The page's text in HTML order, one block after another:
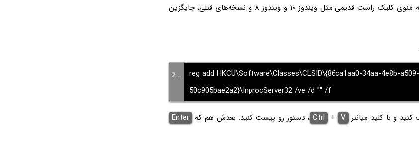
اما چه دستوری اجرا کنیم که منوی کلیک راست قدیمی مثل ویندوز ۱۰ و ویندوز ۸ و نسخه‌های قبلی، جایگزین
reg add HKCU\Software\Classes\CLSID\{86ca1aa0-34aa-4e8b-a509-
50c905bae2a2}\InprocServer32 /ve /d "" /f
Ctrl + V ، دستور رو پیست کنید. بعدش هم که Enter